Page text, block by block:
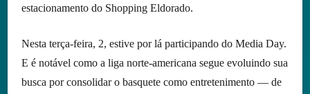
estacionamento do Shopping Eldorado.
Nesta terça-feira, 2, estive por lá participando do Media Day.
E é notável como a liga norte-americana segue evoluindo sua
busca por consolidar o basquete como entretenimento — de